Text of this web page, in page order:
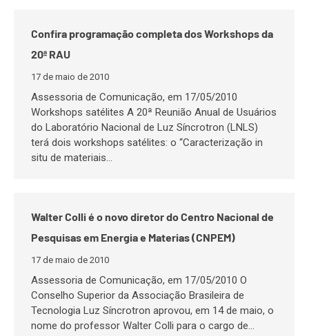
Confira programação completa dos Workshops da
20ª RAU
17 de maio de 2010
Assessoria de Comunicação, em 17/05/2010
Workshops satélites A 20ª Reunião Anual de Usuários
do Laboratório Nacional de Luz Síncrotron (LNLS)
terá dois workshops satélites: o “Caracterização in
situ de materiais…
Walter Colli é o novo diretor do Centro Nacional de
Pesquisas em Energia e Materias (CNPEM)
17 de maio de 2010
Assessoria de Comunicação, em 17/05/2010 O
Conselho Superior da Associação Brasileira de
Tecnologia Luz Síncrotron aprovou, em 14 de maio, o
nome do professor Walter Colli para o cargo de…